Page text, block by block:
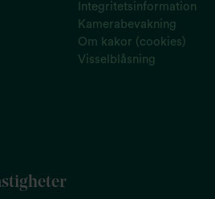
Integritetsinformation
Kamerabevakning
Om kakor (cookies)
Visselblåsning